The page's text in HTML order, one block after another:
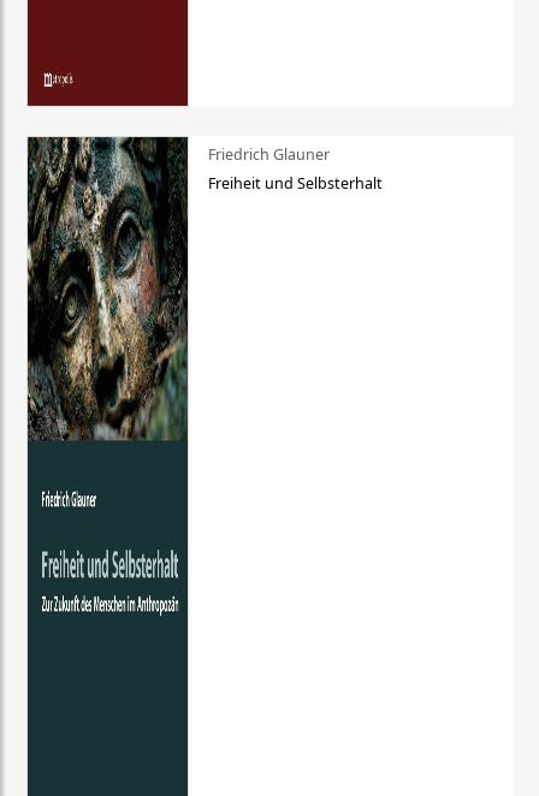
Friedrich Glauner
Freiheit und Selbsterhalt